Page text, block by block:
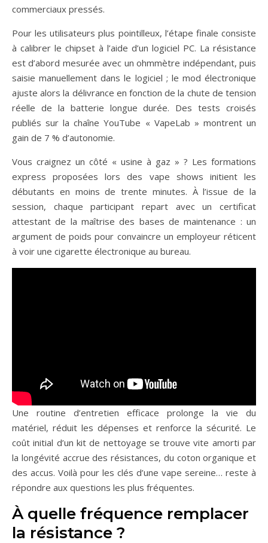
commerciaux pressés.
Pour les utilisateurs plus pointilleux, l’étape finale consiste
à calibrer le chipset à l’aide d’un logiciel PC. La résistance
est d’abord mesurée avec un ohmmètre indépendant, puis
saisie manuellement dans le logiciel ; le mod électronique
ajuste alors la délivrance en fonction de la chute de tension
réelle de la batterie longue durée. Des tests croisés
publiés sur la chaîne YouTube « VapeLab » montrent un
gain de 7 % d’autonomie.
Vous craignez un côté « usine à gaz » ? Les formations
express proposées lors des vape shows initient les
débutants en moins de trente minutes. À l’issue de la
session, chaque participant repart avec un certificat
attestant de la maîtrise des bases de maintenance : un
argument de poids pour convaincre un employeur réticent
à voir une cigarette électronique au bureau.
Une routine d’entretien efficace prolonge la vie du
matériel, réduit les dépenses et renforce la sécurité. Le
coût initial d’un kit de nettoyage se trouve vite amorti par
la longévité accrue des résistances, du coton organique et
des accus. Voilà pour les clés d’une vape sereine… reste à
répondre aux questions les plus fréquentes.
À quelle fréquence remplacer
la résistance ?